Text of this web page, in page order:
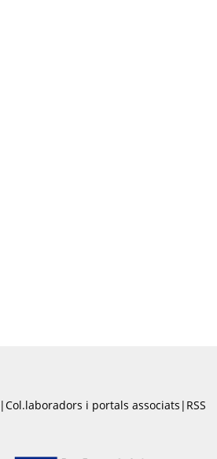
|Col.laboradors i portals associats | RSS